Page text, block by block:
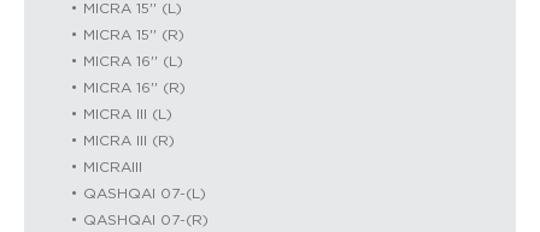
MICRA 15'' (L)
MICRA 15'' (R)
MICRA 16'' (L)
MICRA 16'' (R)
MICRA III (L)
MICRA III (R)
MICRAIII
QASHQAI 07-(L)
QASHQAI 07-(R)